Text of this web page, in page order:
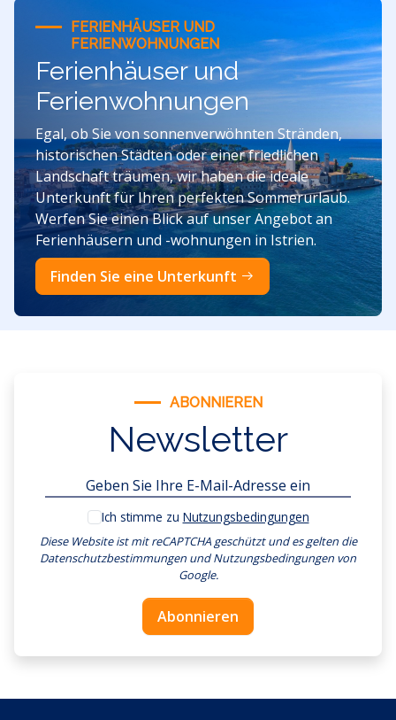
FERIENHÄUSER UND
FERIENWOHNUNGEN
Ferienhäuser und
Ferienwohnungen
Egal, ob Sie von sonnenverwöhnten Stränden,
historischen Städten oder einer friedlichen
Landschaft träumen, wir haben die ideale
Unterkunft für Ihren perfekten Sommerurlaub.
Werfen Sie einen Blick auf unser Angebot an
Ferienhäusern und -wohnungen in Istrien.
Finden Sie eine Unterkunft
ABONNIEREN
Newsletter
Ich stimme zu Nutzungsbedingungen
Diese Website ist mit reCAPTCHA geschützt und es gelten die
Datenschutzbestimmungen undNutzungsbedingungen von
Google.
Abonnieren